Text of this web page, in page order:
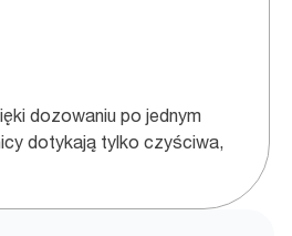
dozowaniu po jednym
dotykają tylko czyściwa,